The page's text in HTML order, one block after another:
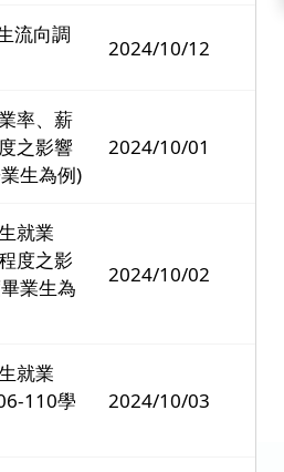
流向調
2024/10/12
率、薪
之影響
生為例)
2024/10/01
就業
度之影
業生為
2024/10/02
就業
110學
2024/10/03